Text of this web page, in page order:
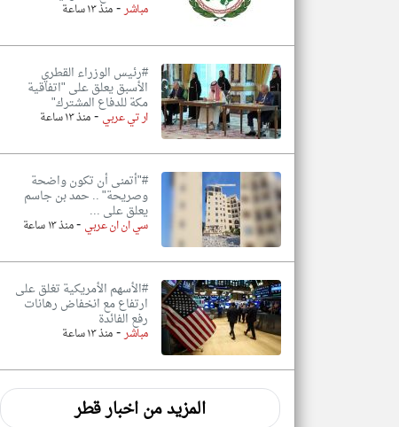
مباشر-منذ ١٣ ساعة
#رئيس الوزراء القطري
الأسبق يعلق على "اتفاقية
مكة للدفاع المشترك"
ار تي عربي-منذ ١٣ ساعة
#"أتمنى أن تكون واضحة
وصريحة" .. حمد بن جاسم
يعلق على ...
سي ان ان عربي -منذ ١٣ ساعة
#الأسهم الأمريكية تغلق على
ارتفاع مع انخفاض رهانات
رفع الفائدة
مباشر-منذ ١٣ ساعة
المزيد من اخبار قطر